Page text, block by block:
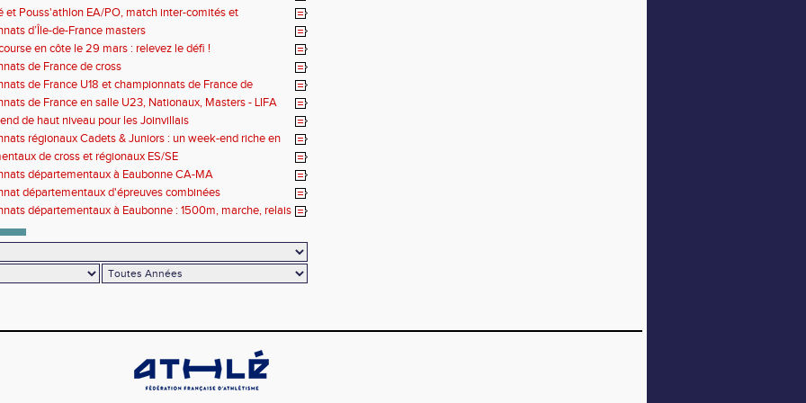
et Pouss'athlon EA/PO, match inter-comités et
LIFA épreuves combinées BE/MI
d’Île-de-France masters
en côte le 29 mars : relevez le défi !
de France de cross
de France U18 et championnats de France de
de France en salle U23, Nationaux, Masters - LIFA
de haut niveau pour les Joinvillais
régionaux Cadets & Juniors : un week-end riche en
avant le Meeting de Paris
de cross et régionaux ES/SE
départementaux à Eaubonne CA-MA
départementaux d'épreuves combinées
départementaux à Eaubonne : 1500m, marche, relais